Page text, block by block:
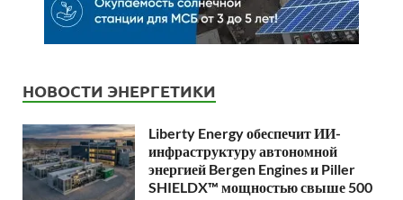
НОВОСТИ ЭНЕРГЕТИКИ
Liberty Energy обеспечит ИИ-
инфраструктуру автономной
энергией Bergen Engines и Piller
SHIELDX™ мощностью свыше 500